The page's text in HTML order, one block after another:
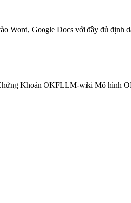
Word, Google Docs với đầy đủ
Khoán OKFLLM-wiki Mô hình